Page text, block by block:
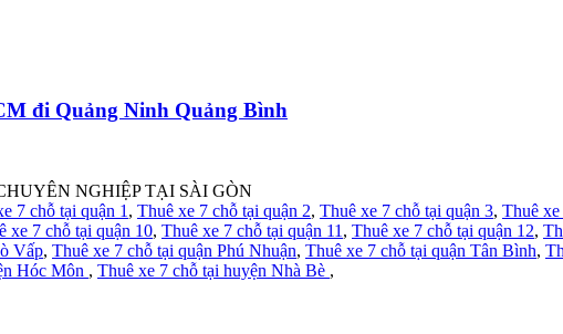
đi Quảng Ninh Quảng Bình
NGHIỆP TẠI SÀI GÒN
7 chỗ tại quận 1 , Thuê xe 7 chỗ tại quận 2, Thuê xe 7 chỗ tại quận 3, Thuê
xe 7 chỗ tại quận 10, Thuê xe 7 chỗ tại quận 11 , Thuê xe 7 chỗ tại quận 12,
Vấp, Thuê xe 7 chỗ tại quận Phú Nhuận, Thuê xe 7 chỗ tại quận Tân Bình,
Hóc Môn , Thuê xe 7 chỗ tại huyện Nhà Bè ,